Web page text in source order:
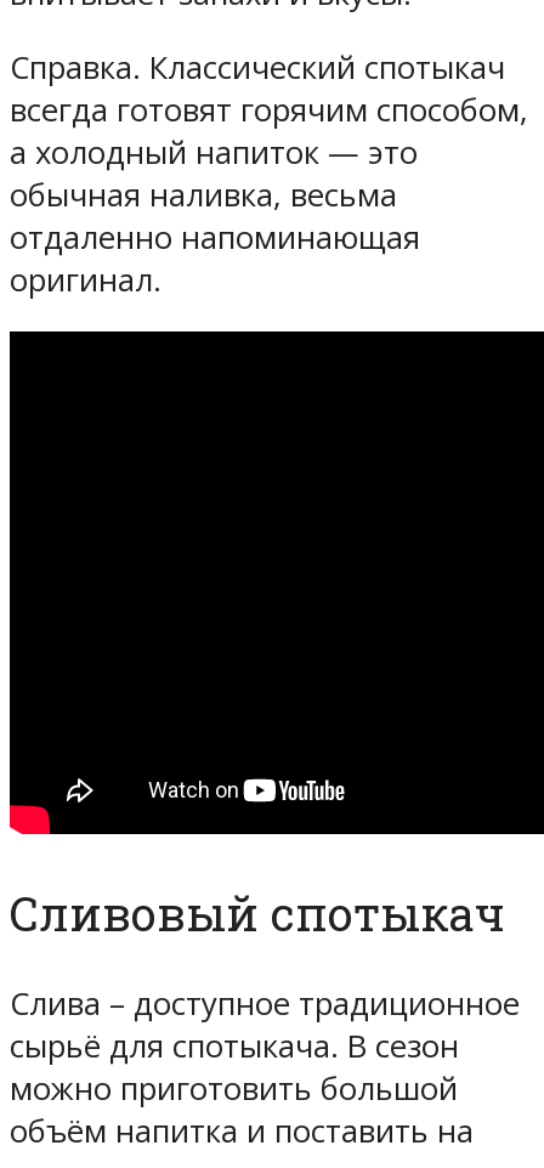
Справка. Классический спотыкач
всегда готовят горячим способом,
а холодный напиток — это
обычная наливка, весьма
отдаленно напоминающая
оригинал.
Сливовый спотыкач
Слива – доступное традиционное
сырьё для спотыкача. В сезон
можно приготовить большой
объём напитка и поставить на